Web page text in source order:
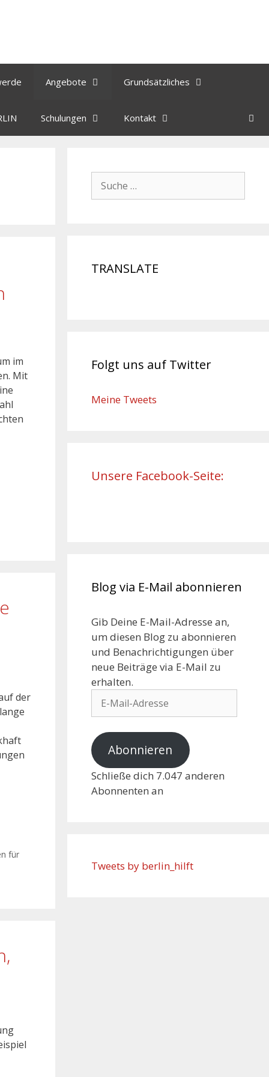
Angebote Grundsätzliches
Schulungen Kontakt
im
Mit
der
für
TRANSLATE
Folgt uns auf Twitter
Meine Tweets
Unsere Facebook-Seite:
Blog via E-Mail abonnieren
Gib Deine E-Mail-Adresse an,
um diesen Blog zu abonnieren
und Benachrichtigungen über
neue Beiträge via E-Mail zu
erhalten.
Abonnieren
Schließe dich 7.047 anderen
Abonnenten an
Tweets by berlin_hilft